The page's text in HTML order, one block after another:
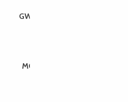
GWENAËLLE
MORGANE